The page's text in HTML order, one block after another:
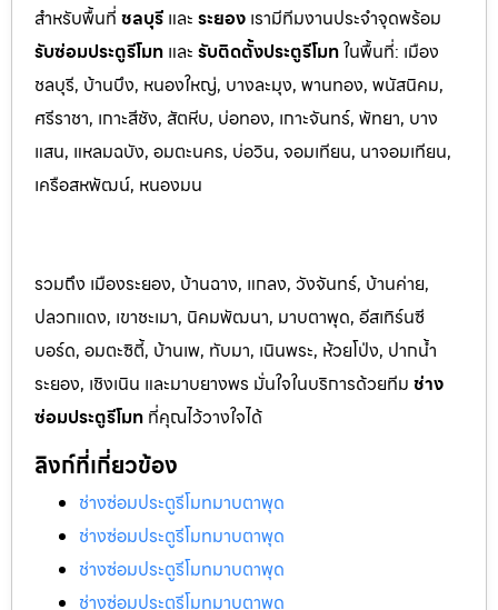
สำหรับพื้นที่ ชลบุรี และ ระยอง เรามีทีมงานประจำจุดพร้อม
รับซ่อมประตูรีโมท และ รับติดตั้งประตูรีโมทในพื้นที่: เมือง
ชลบุรี, บ้านบึง, หนองใหญ่, บางละมุง, พานทอง, พนัสนิคม,
ศรีราชา, เกาะสีชัง, สัตหีบ, บ่อทอง, เกาะจันทร์, พัทยา, บาง
แสน, แหลมฉบัง, อมตะนคร, บ่อวิน, จอมเทียน, นาจอมเทียน,
เครือสหพัฒน์, หนองมน
รวมถึง เมืองระยอง, บ้านฉาง, แกลง, วังจันทร์, บ้านค่าย,
ปลวกแดง, เขาชะเมา, นิคมพัฒนา, มาบตาพุด, อีสเทิร์นซี
บอร์ด, อมตะซิตี้, บ้านเพ, ทับมา, เนินพระ, ห้วยโป่ง, ปากน้ำ
ระยอง, เชิงเนิน และมาบยางพร มั่นใจในบริการด้วยทีม ช่าง
ซ่อมประตูรีโมท ที่คุณไว้วางใจได้
ลิงก์ที่เกี่ยวข้อง
ช่างซ่อมประตูรีโมทมาบตาพุด
ช่างซ่อมประตูรีโมทมาบตาพุด
ช่างซ่อมประตูรีโมทมาบตาพุด
ช่างซ่อมประตูรีโมทมาบตาพุด